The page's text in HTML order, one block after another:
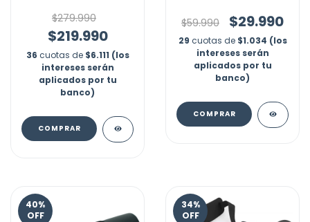
Powerlifting
$279.990
$219.990
36 cuotas de $6.111 (los
intereses serán
aplicados por tu
banco)
COMPRAR
$59.990
$29.990
29 cuotas de $1.034 (los
intereses serán
aplicados por tu
banco)
COMPRAR
40%
OFF
34%
OFF